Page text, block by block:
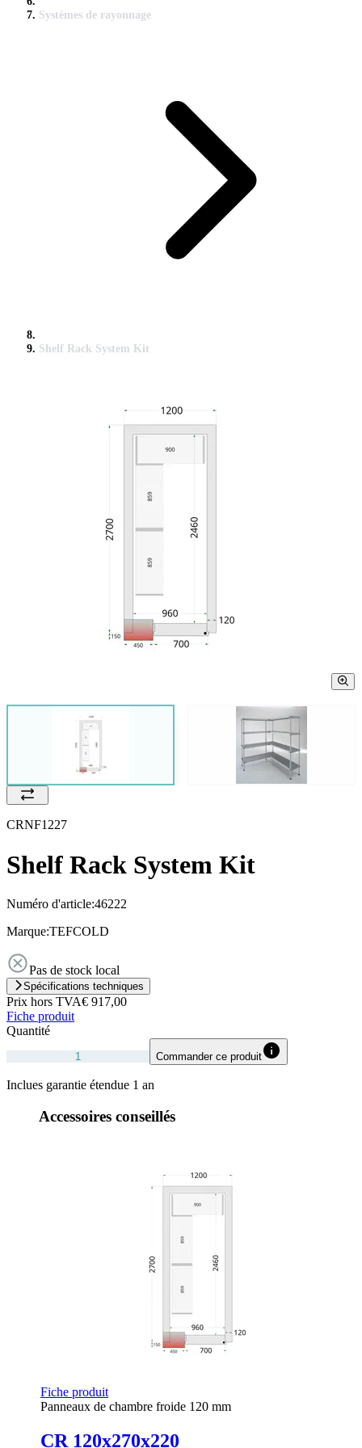
Systèmes de rayonnage
Shelf Rack System Kit
CRNF1227
Shelf Rack System Kit
Numéro d'article:46222
Marque:TEFCOLD
Pas de stock local
Spécifications techniques
Prix hors TVA€ 917,00
Fiche produit
Quantité
Commander ce produit
Inclues garantie étendue 1 an
Accessoires conseillés
Fiche produit
Panneaux de chambre froide 120 mm
CR 120x270x220